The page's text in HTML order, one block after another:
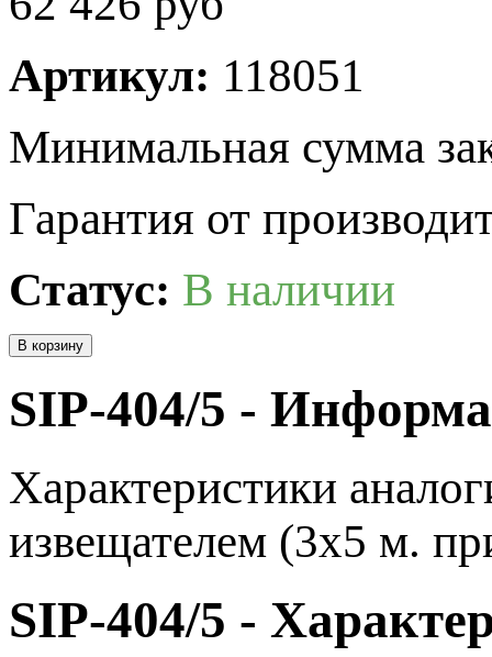
Артикул: 118051
Минимальная сумма
Гарантия от
Статус: В наличии
SIP-404/5 -
Характеристики
извещателем (3х5 м.
SIP-404/5 -